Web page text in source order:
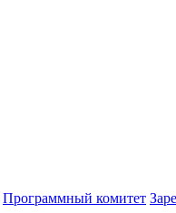
Программный комитет